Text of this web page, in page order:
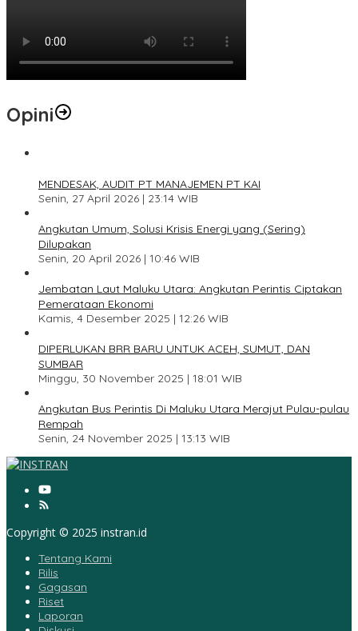
Opini
MENDESAK, AUDIT PT MANAJEMEN PT KAI
Senin, 27 April 2026 | 23:14 WIB
Angkutan Umum, Solusi Krisis Energi yang (Sering)
Dilupakan
Senin, 20 April 2026 | 10:46 WIB
Jembatan Laut Maluku Utara: Angkutan Perintis Ciptakan
Pemerataan Ekonomi
Kamis, 4 Desember 2025 | 12:26 WIB
DIPERLUKAN BRR BARU UNTUK ACEH, SUMUT, DAN
SUMBAR
Minggu, 30 November 2025 | 18:01 WIB
Angkutan Bus Perintis Di Maluku Utara Merajut Pulau-pulau
Rempah
Senin, 24 November 2025 | 13:13 WIB
Copyright © 2025 instran.id
Tentang Kami
Rilis
Gagasan
Riset
Laporan